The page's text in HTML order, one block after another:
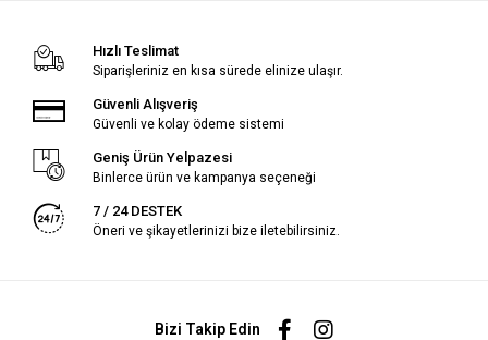
Hızlı Teslimat
Siparişleriniz en kısa sürede elinize ulaşır.
Güvenli Alışveriş
Güvenli ve kolay ödeme sistemi
Geniş Ürün Yelpazesi
Binlerce ürün ve kampanya seçeneği
7 / 24 DESTEK
Öneri ve şikayetlerinizi bize iletebilirsiniz.
Bizi Takip Edin